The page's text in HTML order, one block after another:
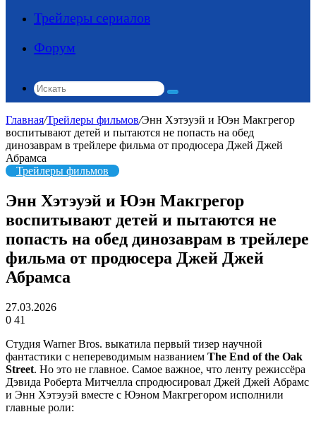
Трейлеры сериалов
Форум
Искать
Главная/Трейлеры фильмов/Энн Хэтэуэй и Юэн Макгрегор
воспитывают детей и пытаются не попасть на обед
динозаврам в трейлере фильма от продюсера Джей Джей
Абрамса
Трейлеры фильмов
Энн Хэтэуэй и Юэн Макгрегор
воспитывают детей и пытаются не
попасть на обед динозаврам в трейлере
фильма от продюсера Джей Джей
Абрамса
27.03.2026
0 41
Студия Warner Bros. выкатила первый тизер научной
фантастики с непереводимым названием The End of the Oak
Street. Но это не главное. Самое важное, что ленту режиссёра
Дэвида Роберта Митчелла спродюсировал Джей Джей Абрамс
и Энн Хэтэуэй вместе с Юэном Макгрегором исполнили
главные роли: